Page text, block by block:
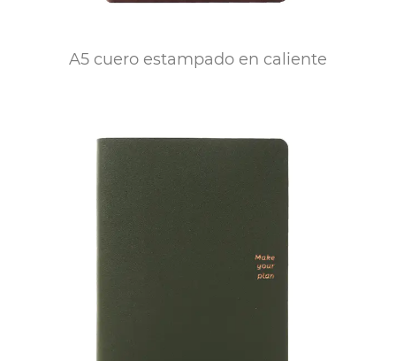
A5 cuero estampado en caliente